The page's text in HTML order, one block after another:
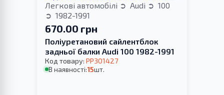
Легкові автомобілі Audi
100
1982-1991
670.00 грн
Поліуретановий сайлентблок
задньої балки Audi 100 1982-1991
Код товару: PP301427
В наявності:15шт.